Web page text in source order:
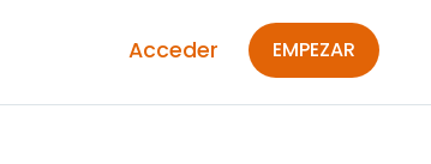
EMPEZAR
Acceder